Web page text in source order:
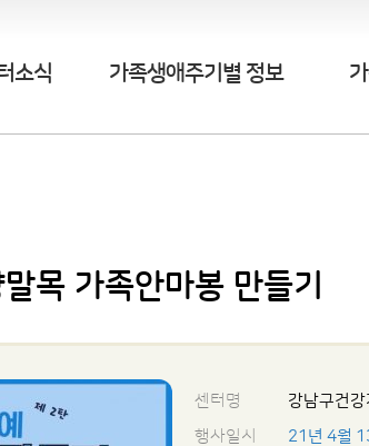
소식 가족생애주기별 정보
목 가족안마봉 만들기
센터명
강남구건
행사일시
21년 4월